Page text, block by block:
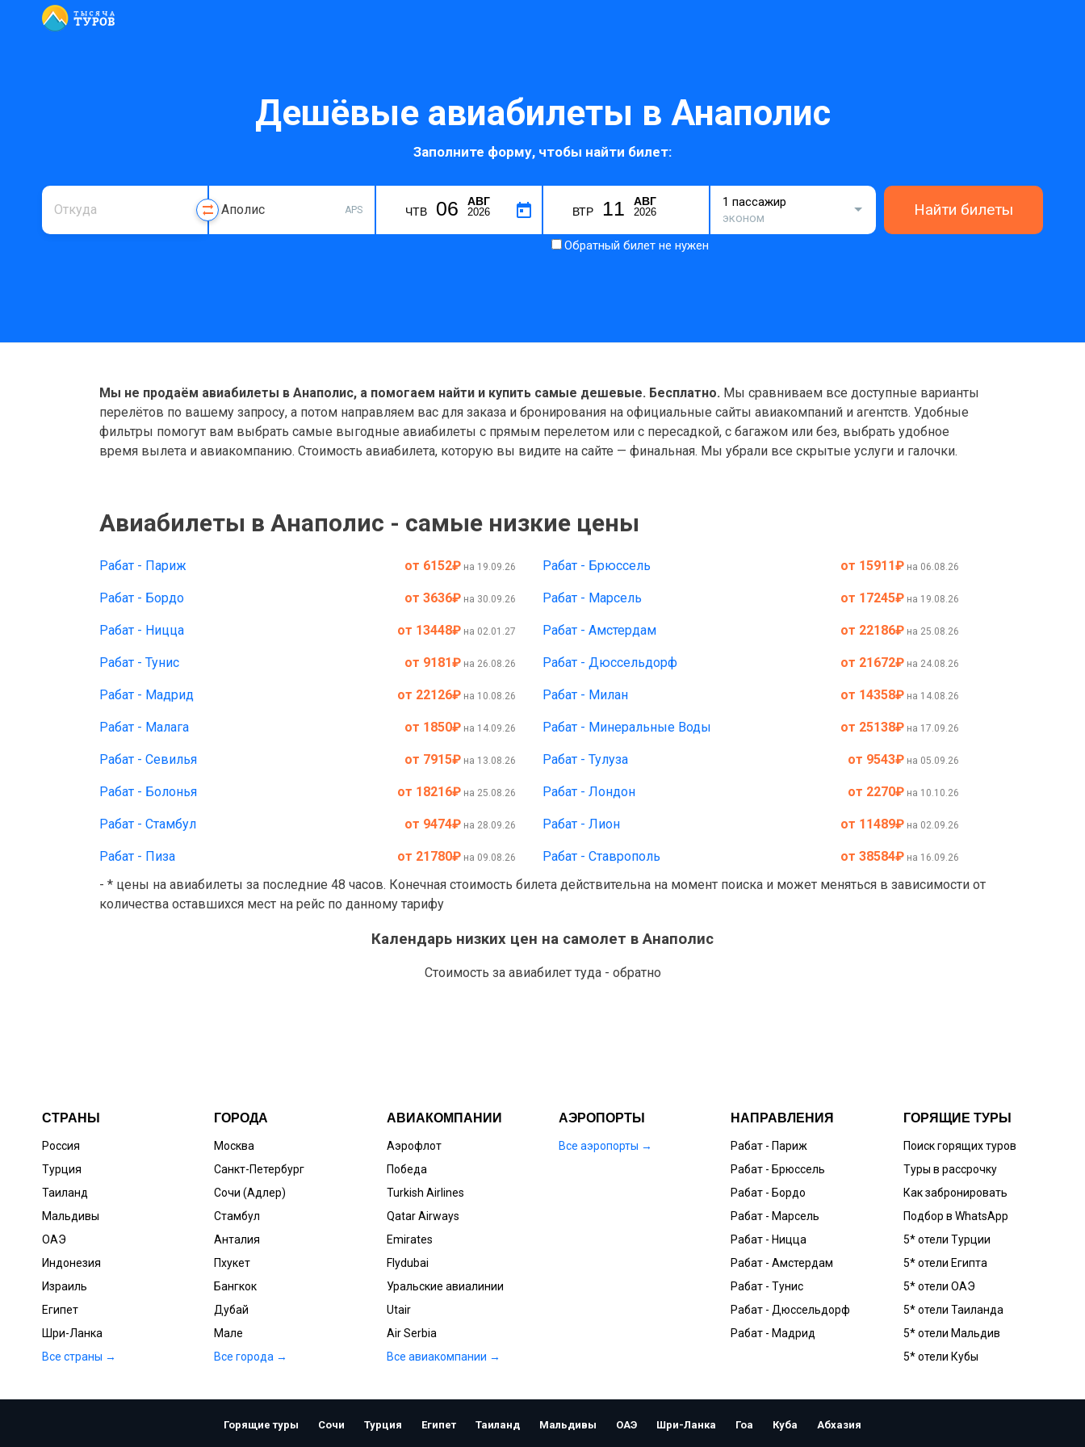
Дешёвые авиабилеты в Анаполис
Заполните форму, чтобы найти билет:
APS ЧТВ 06 АВГ
2026 ВТР 11 АВГ
2026
1 пассажир
эконом
Найти билеты
Обратный билет не нужен
Мы не продаём авиабилеты в Анаполис, а помогаем найти и купить самые дешевые. Бесплатно. Мы сравниваем все доступные варианты
перелётов по вашему запросу, а потом направляем вас для заказа и бронирования на официальные сайты авиакомпаний и агентств. Удобные
фильтры помогут вам выбрать самые выгодные авиабилеты с прямым перелетом или с пересадкой, с багажом или без, выбрать удобное
время вылета и авиакомпанию. Стоимость авиабилета, которую вы видите на сайте — финальная. Мы убрали все скрытые услуги и галочки.
Авиабилеты в Анаполис - самые низкие цены
Рабат - Париж от 6152₽ на 19.09.26 Рабат - Брюссель от 15911₽ на 06.08.26
Рабат - Бордо от 3636₽ на 30.09.26 Рабат - Марсель от 17245₽ на 19.08.26
Рабат - Ницца от 13448₽ на 02.01.27 Рабат - Амстердам от 22186₽ на 25.08.26
Рабат - Тунис от 9181₽ на 26.08.26 Рабат - Дюссельдорф от 21672₽ на 24.08.26
Рабат - Мадрид от 22126₽ на 10.08.26 Рабат - Милан от 14358₽ на 14.08.26
Рабат - Малага от 1850₽ на 14.09.26 Рабат - Минеральные Воды от 25138₽ на 17.09.26
Рабат - Севилья от 7915₽ на 13.08.26 Рабат - Тулуза от 9543₽ на 05.09.26
Рабат - Болонья от 18216₽ на 25.08.26 Рабат - Лондон от 2270₽ на 10.10.26
Рабат - Стамбул от 9474₽ на 28.09.26 Рабат - Лион от 11489₽ на 02.09.26
Рабат - Пиза от 21780₽ на 09.08.26 Рабат - Ставрополь от 38584₽ на 16.09.26
- * цены на авиабилеты за последние 48 часов. Конечная стоимость билета действительна на момент поиска и может меняться в зависимости от
количества оставшихся мест на рейс по данному тарифу
Календарь низких цен на самолет в Анаполис
Стоимость за авиабилет туда - обратно
СТРАНЫ
Россия
Турция
Таиланд
Мальдивы
ОАЭ
Индонезия
Израиль
Египет
Шри-Ланка
Все страны →
ГОРОДА
Москва
Санкт-Петербург
Сочи (Адлер)
Стамбул
Анталия
Пхукет
Бангкок
Дубай
Мале
Все города →
АВИАКОМПАНИИ
Аэрофлот
Победа
Turkish Airlines
Qatar Airways
Emirates
Flydubai
Уральские авиалинии
Utair
Air Serbia
Все авиакомпании →
АЭРОПОРТЫ
Все аэропорты →
НАПРАВЛЕНИЯ
Рабат - Париж
Рабат - Брюссель
Рабат - Бордо
Рабат - Марсель
Рабат - Ницца
Рабат - Амстердам
Рабат - Тунис
Рабат - Дюссельдорф
Рабат - Мадрид
ГОРЯЩИЕ ТУРЫ
Поиск горящих туров
Туры в рассрочку
Как забронировать
Подбор в WhatsApp
5* отели Турции
5* отели Египта
5* отели ОАЭ
5* отели Таиланда
5* отели Мальдив
5* отели Кубы
Горящие туры Сочи Турция Египет Таиланд Мальдивы ОАЭ Шри-Ланка Гоа Куба Абхазия